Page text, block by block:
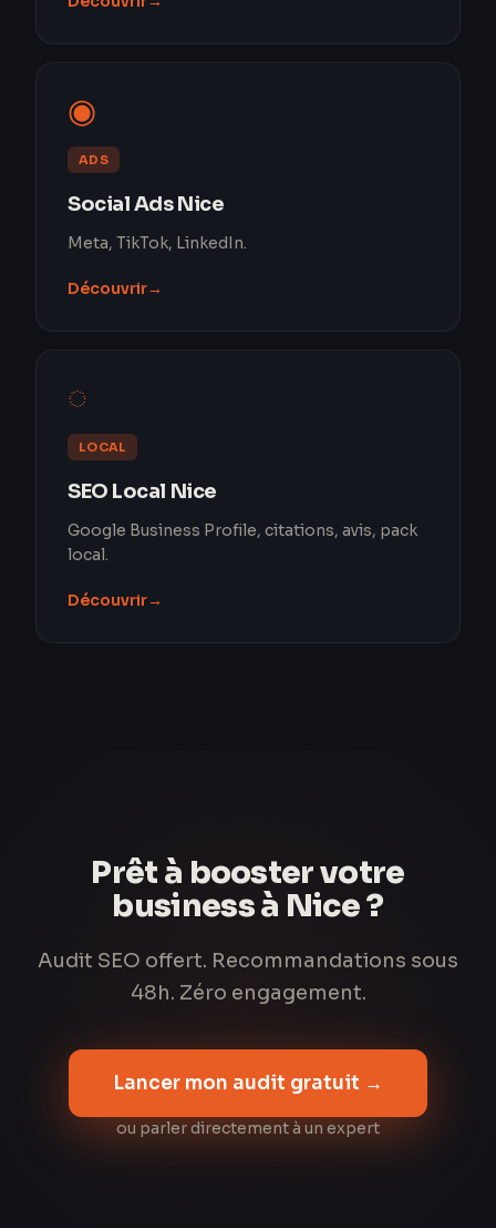
◉
ADS
Social Ads Nice
Meta, TikTok, LinkedIn.
Découvrir→
◌
LOCAL
SEO Local Nice
Google Business Profile, citations, avis, pack
local.
Découvrir→
Prêt à booster votre
business à Nice ?
Audit SEO offert. Recommandations sous
48h. Zéro engagement.
Lancer mon audit gratuit →
ou parler directement à un expert